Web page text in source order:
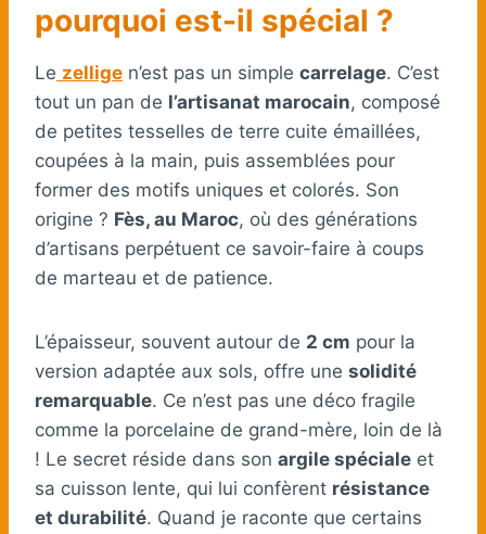
pourquoi est-il spécial ?
Le zellige n’est pas un simple carrelage. C’est
tout un pan de l’artisanat marocain, composé
de petites tesselles de terre cuite émaillées,
coupées à la main, puis assemblées pour
former des motifs uniques et colorés. Son
origine ? Fès, au Maroc, où des générations
d’artisans perpétuent ce savoir-faire à coups
de marteau et de patience.
L’épaisseur, souvent autour de 2 cm pour la
version adaptée aux sols, offre une solidité
remarquable. Ce n’est pas une déco fragile
comme la porcelaine de grand-mère, loin de là
! Le secret réside dans son argile spéciale et
sa cuisson lente, qui lui confèrent résistance
et durabilité. Quand je raconte que certains